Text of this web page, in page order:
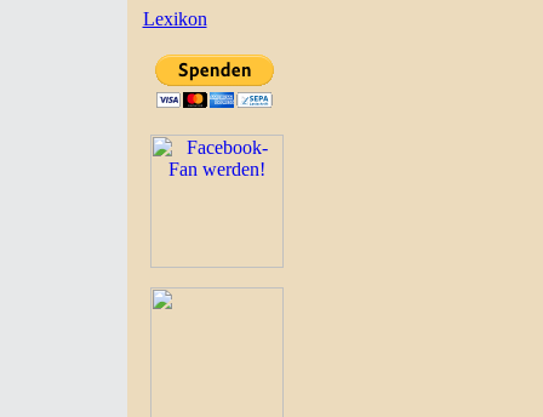
Lexikon